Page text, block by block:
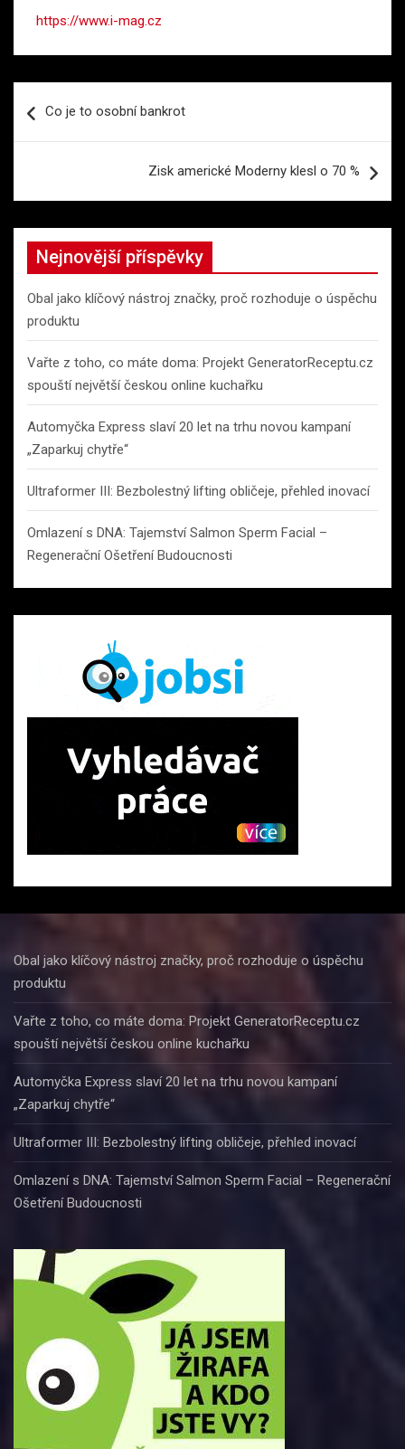
https://www.i-mag.cz
proCo je to osobní bankrot
Zisk americké Moderny klesl o 70 %
Nejnovější příspěvky
Obal jako klíčový nástroj značky, proč rozhoduje o úspěchu
produktu
Vařte z toho, co máte doma: Projekt GeneratorReceptu.cz
spouští největší českou online kuchařku
Automyčka Express slaví 20 let na trhu novou kampaní
„Zaparkuj chytře“
Ultraformer III: Bezbolestný lifting obličeje, přehled inovací
Omlazení s DNA: Tajemství Salmon Sperm Facial –
Regenerační Ošetření Budoucnosti
Obal jako klíčový nástroj značky, proč rozhoduje o úspěchu
produktu
Vařte z toho, co máte doma: Projekt GeneratorReceptu.cz
spouští největší českou online kuchařku
Automyčka Express slaví 20 let na trhu novou kampaní
„Zaparkuj chytře“
Ultraformer III: Bezbolestný lifting obličeje, přehled inovací
Omlazení s DNA: Tajemství Salmon Sperm Facial – Regenerační
Ošetření Budoucnosti